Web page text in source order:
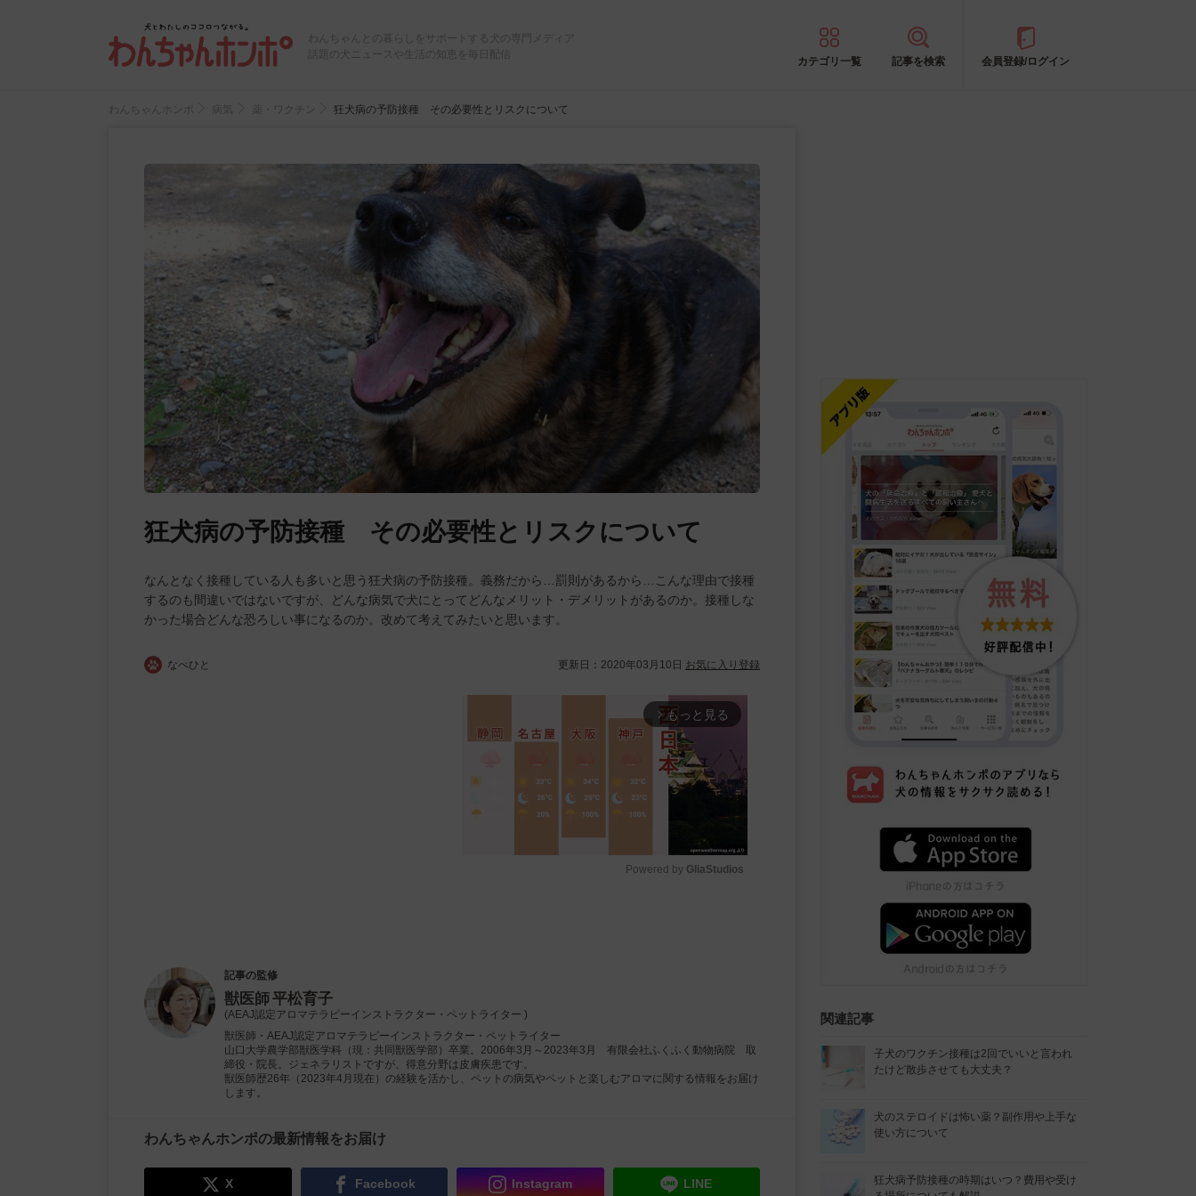
わんちゃんとの暮らしをサポートする犬の専門メディア
話題の犬ニュースや生活の知恵を毎日配信
カテゴリ一覧 記事を検索 会員登録/ログイン
わんちゃんホンポ 病気 薬・ワクチン 狂犬病の予防接種 その必要性とリスクについて
狂犬病の予防接種 その必要性とリスクについて
なんとなく接種している人も多いと思う狂犬病の予防接種。義務だから…罰則があるから…こんな理由で接種
するのも間違いではないですが、どんな病気で犬にとってどんなメリット・デメリットがあるのか。接種しな
かった場合どんな恐ろしい事になるのか。改めて考えてみたいと思います。
なべひと 更新日： 2020年03月10日 お気に入り登録
arrow_forward_ios もっと見る
Powered by GliaStudios
記事の監修
獣医師平松育子
(AEAJ認定アロマテラピーインストラクター・ペットライター )
獣医師・AEAJ認定アロマテラピーインストラクター・ペットライター
山口大学農学部獣医学科（現：共同獣医学部）卒業。2006年3月～2023年3月 有限会社ふくふく動物病院 取
締役・院長。ジェネラリストですが、得意分野は皮膚疾患です。
獣医師歴26年（2023年4月現在）の経験を活かし、ペットの病気やペットと楽しむアロマに関する情報をお届け
します。
わんちゃんホンポの最新情報をお届け
X Facebook Instagram LINE
関連記事
子犬のワクチン接種は2回でいいと言われ
たけど散歩させても大丈夫？
犬のステロイドは怖い薬？副作用や上手な
使い方について
狂犬病予防接種の時期はいつ？費用や受け